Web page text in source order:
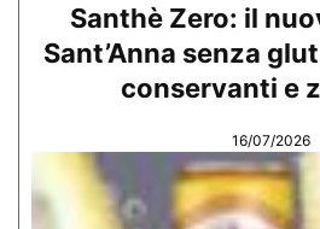
Santhè Zero: il
Sant’Anna senza
conservanti e
16/07/2026